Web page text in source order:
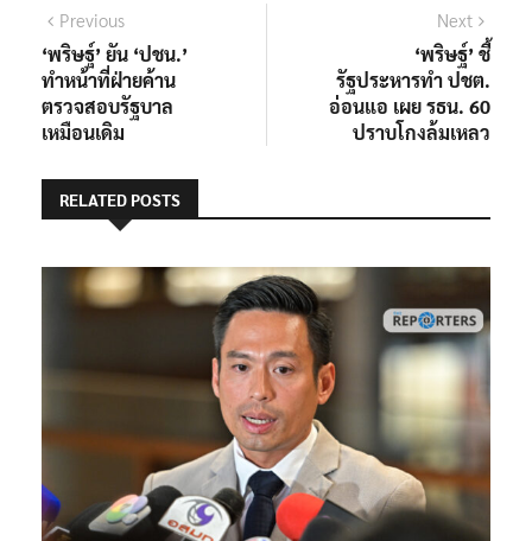
แนะแนว
เรื่อง
PreviousPrevious
post:
‘พริษฐ์’ ยัน ‘ปชน.’
ทำหน้าที่ฝ่ายค้าน
ตรวจสอบรัฐบาล
เหมือนเดิม
Next
post:
‘พริษฐ์’ ชี้
รัฐประหารทำ ปชต.
อ่อนแอ เผย รธน. 60
ปราบโกงล้มเหลว
RELATED POSTS